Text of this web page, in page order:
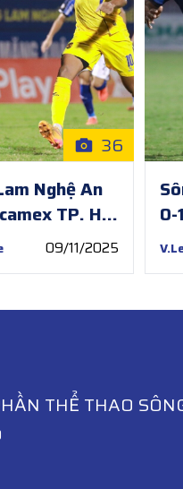
36
Nghệ An
TP. Hồ
| Vòng 11
2025/26
09/11/2025
0-
THỂ THAO